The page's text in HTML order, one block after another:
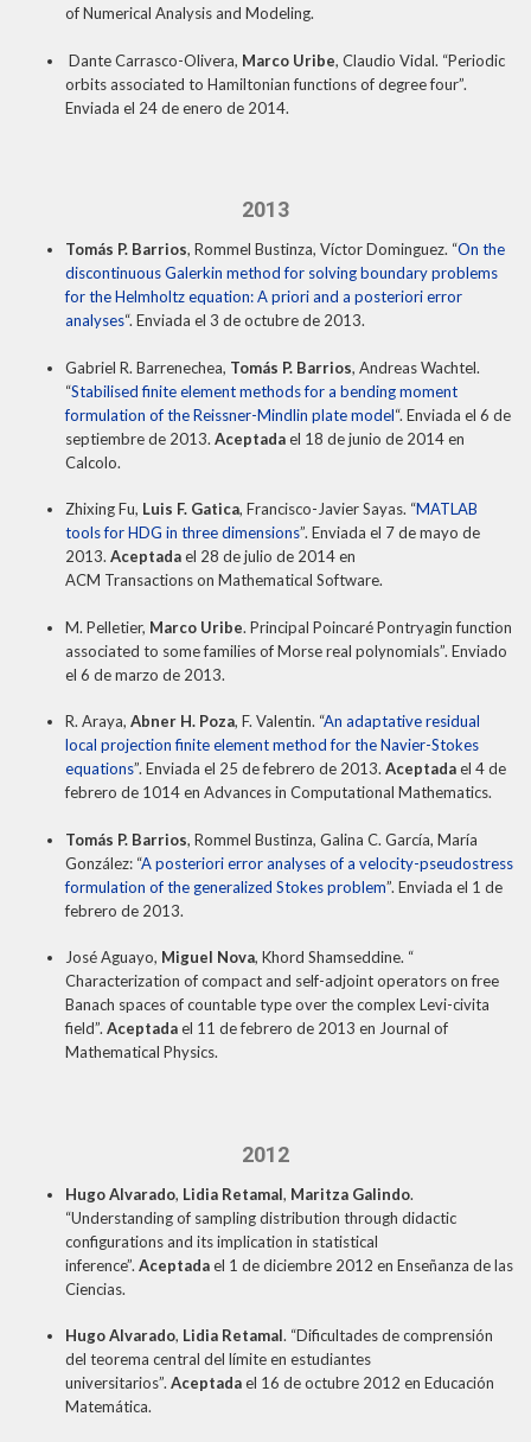
of Numerical Analysis and Modeling.
Dante Carrasco-Olivera, Marco Uribe, Claudio Vidal. “Periodic
orbits associated to Hamiltonian functions of degree four”.
Enviada el 24 de enero de 2014.
2013
Tomás P. Barrios, Rommel Bustinza, Víctor Dominguez. “On the
discontinuous Galerkin method for solving boundary problems
for the Helmholtz equation: A priori and a posteriori error
analyses“. Enviada el 3 de octubre de 2013.
Gabriel R. Barrenechea, Tomás P. Barrios, Andreas Wachtel.
“Stabilised finite element methods for a bending moment
formulation of the Reissner-Mindlin plate model“. Enviada el 6 de
septiembre de 2013. Aceptadael 18 de junio de 2014 en
Calcolo.
Zhixing Fu, Luis F. Gatica, Francisco-Javier Sayas. “MATLAB
tools for HDG in three dimensions”. Enviada el 7 de mayo de
2013. Aceptadael 28 de julio de 2014 en
ACM Transactions on Mathematical Software.
M. Pelletier, Marco Uribe. Principal Poincaré Pontryagin function
associated to some families of Morse real polynomials”. Enviado
el 6 de marzo de 2013.
R. Araya, Abner H. Poza, F. Valentin. “An adaptative residual
local projection finite element method for the Navier-Stokes
equations”. Enviada el 25 de febrero de 2013. Aceptadael 4 de
febrero de 1014 en Advances in Computational Mathematics.
Tomás P. Barrios, Rommel Bustinza, Galina C. García, María
González: “A posteriori error analyses of a velocity-pseudostress
formulation of the generalized Stokes problem”. Enviada el 1 de
febrero de 2013.
José Aguayo, Miguel Nova, Khord Shamseddine. “
Characterization of compact and self-adjoint operators on free
Banach spaces of countable type over the complex Levi-civita
field”. Aceptadael 11 de febrero de 2013 en Journal of
Mathematical Physics.
2012
Hugo Alvarado, Lidia Retamal, Maritza Galindo.
“Understanding of sampling distribution through didactic
configurations and its implication in statistical
inference”. Aceptadael 1 de diciembre 2012 en Enseñanza de las
Ciencias.
Hugo Alvarado, Lidia Retamal. “Dificultades de comprensión
del teorema central del límite en estudiantes
universitarios”. Aceptadael 16 de octubre 2012 en Educación
Matemática.